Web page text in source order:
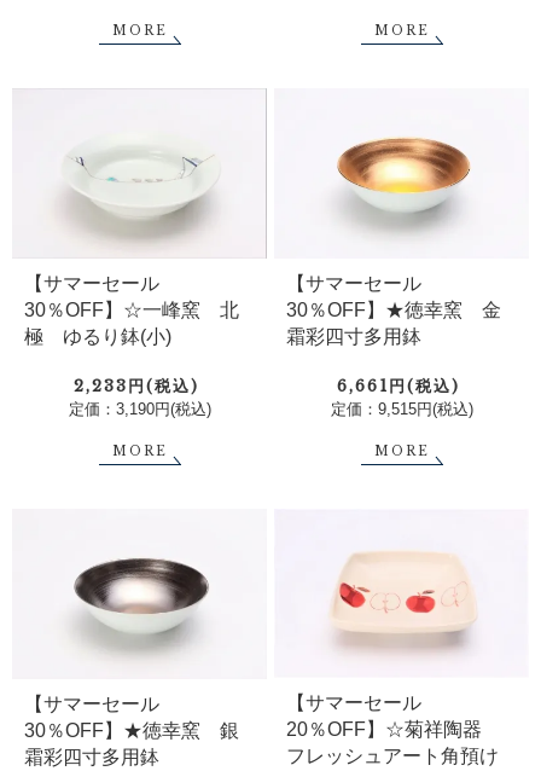
MORE MORE
【サマーセール
30％OFF】☆一峰窯 北
極 ゆるり鉢(小)
2,233円(税込)
定価：3,190円(税込)
MORE
【サマーセール
30％OFF】★徳幸窯 金
霜彩四寸多用鉢
6,661円(税込)
定価：9,515円(税込)
MORE
【サマーセール
30％OFF】★徳幸窯 銀
霜彩四寸多用鉢
【サマーセール
20％OFF】☆菊祥陶器
フレッシュアート角預け